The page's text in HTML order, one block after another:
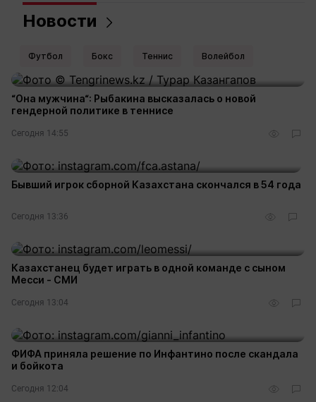
Новости
Футбол Бокс Теннис Волейбол
“Она мужчина“: Рыбакина высказалась о новой
гендерной политике в теннисе
Сегодня 14:55
Бывший игрок сборной Казахстана скончался в 54 года
Сегодня 13:36
Казахстанец будет играть в одной команде с сыном
Месси - СМИ
Сегодня 13:04
ФИФА приняла решение по Инфантино после скандала
и бойкота
Сегодня 12:04